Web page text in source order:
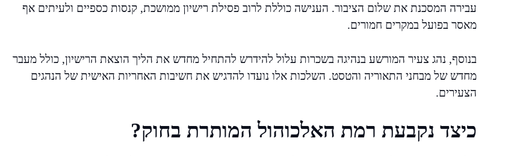
עבירה המסכנת את שלום הציבור. הענישה כוללת לרוב פסילת רישיון ממושכת, קנסות כספיים ולעיתים אף
מאסר בפועל במקרים חמורים.
בנוסף, נהג צעיר המורשע בנהיגה בשכרות עלול להידרש להתחיל מחדש את הליך הוצאת הרישיון, כולל מעבר
מחדש של מבחני התאוריה והטסט. השלכות אלו נועדו להדגיש את חשיבות האחריות האישית של הנהגים
הצעירים.
כיצד נקבעת רמת האלכוהול המותרת בחוק?